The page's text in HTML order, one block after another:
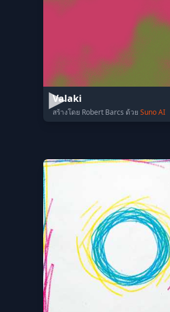
Valaki
สร้างโดย Robert Barcs ด้วย Suno AI